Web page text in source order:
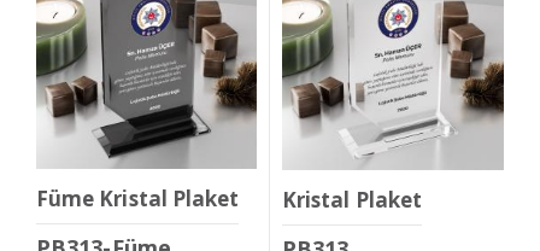
Füme Kristal Plaket Kristal Plaket